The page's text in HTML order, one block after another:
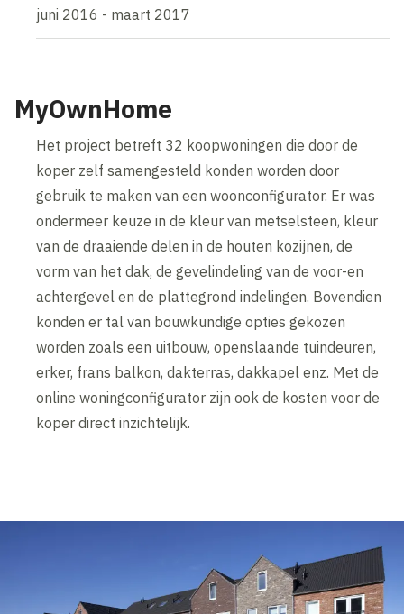
juni 2016 - maart 2017
MyOwnHome
Het project betreft 32 koopwoningen die door de
koper zelf samengesteld konden worden door
gebruik te maken van een woonconfigurator. Er was
ondermeer keuze in de kleur van metselsteen, kleur
van de draaiende delen in de houten kozijnen, de
vorm van het dak, de gevelindeling van de voor-en
achtergevel en de plattegrond indelingen. Bovendien
konden er tal van bouwkundige opties gekozen
worden zoals een uitbouw, openslaande tuindeuren,
erker, frans balkon, dakterras, dakkapel enz. Met de
online woningconfigurator zijn ook de kosten voor de
koper direct inzichtelijk.